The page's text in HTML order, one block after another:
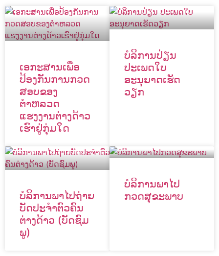
ເອກະສານເພື່ອ
ປ້ອງກັນການກວດ
ສອບຂອງ
ຕຳຫລວດ
ແຮງງານຕ່າງດ້າວ
ເຮົາຢູ່ກຸ່ມໃດ
ບໍລິການປ່ຽນ
ປະເພດໃບ
ອະນຸຍາດເຮັດ
ວຽກ
ບໍລິການພາໄປຖ່າຍ
ບັດປະຈຳຕົວຄົນ
ຕ່າງດ້າວ (ບັດຊົມ
ພູ)
ບໍລິການພາໄປ
ກວດສຸຂະພາບ